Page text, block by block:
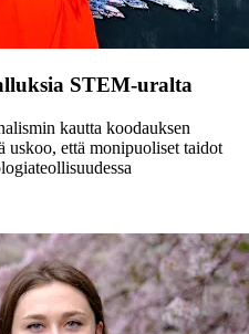
STEM-uralta
kautta koodauksen
että monipuoliset taidot